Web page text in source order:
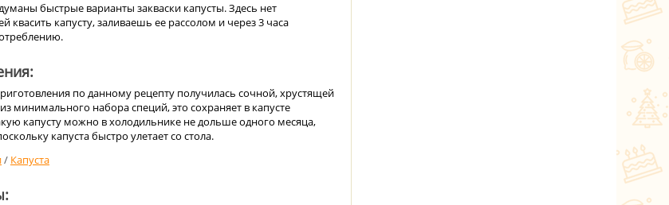
быстрые варианты закваски капусты. Здесь нет
квасить капусту, заливаешь ее рассолом и через 3 часа
по данному рецепту получилась сочной, хрустящей
минимального набора специй, это сохраняет в капусте
капусту можно в холодильнике не дольше одного месяца,
капуста быстро улетает со стола.
/ Капуста